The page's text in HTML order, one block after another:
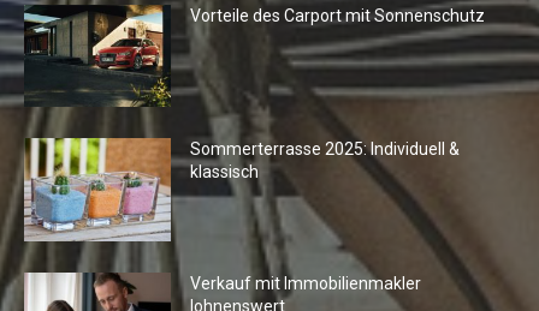
Vorteile des Carport mit Sonnenschutz
Sommerterrasse 2025: Individuell &
klassisch
Verkauf mit Immobilienmakler
lohnenswert